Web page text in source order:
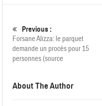
Previous :
Forsane Alizza: le parquet
demande un procès pour 15
personnes (source
About The Author